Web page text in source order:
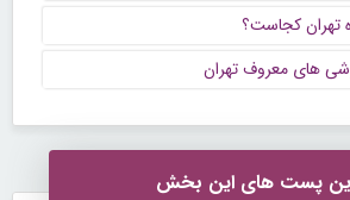
تهران کجاست؟
های معروف تهران
پست های این بخش